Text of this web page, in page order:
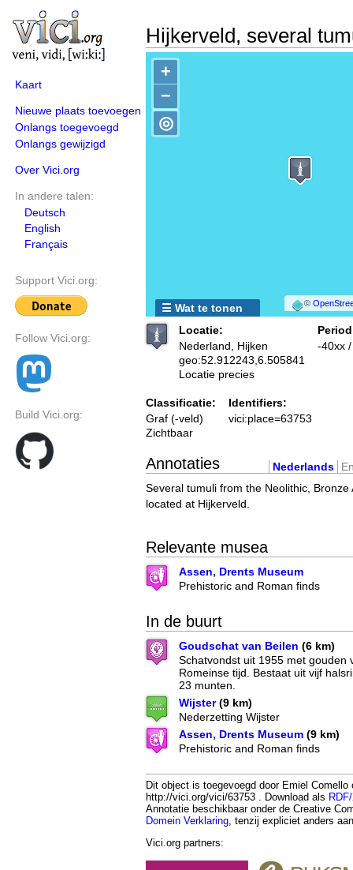
Kaart
Nieuwe plaats toevoegen
Onlangs toegevoegd
Onlangs gewijzigd
Over Vici.org
In andere talen:
Deutsch
English
Français
Support Vici.org:
Follow Vici.org:
Build Vici.org:
Hijkerveld, several
+
−
©
◎
☰ Wat te tonen
Locatie:
Nederland, Hijken
geo:52.912243,6.505841
Locatie precies
-40xx
Classificatie:
Graf (-veld)
Zichtbaar
Identifiers:
vici:place=63753
Annotaties Nederlands
Several tumuli from the Neolithic, Bronze
located at Hijkerveld.
Relevante musea
Assen, Drents Museum
Prehistoric and Roman finds
In de buurt
Goudschat van Beilen (6 km)
Schatvondst uit 1955 met gouden
Romeinse tijd. Bestaat uit vijf
23 munten.
Wijster(9 km)
Nederzetting Wijster
Assen, Drents Museum (9 km)
Prehistoric and Roman finds
Dit object is toegevoegd door Emiel
http://vici.org/vici/63753 . Download als
Annotatie beschikbaar onder de Creative
Domein Verklaring, tenzij expliciet anders
Vici.org partners: